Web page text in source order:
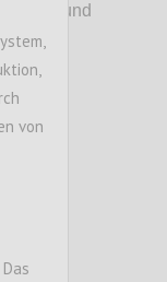
iefe und
.
von